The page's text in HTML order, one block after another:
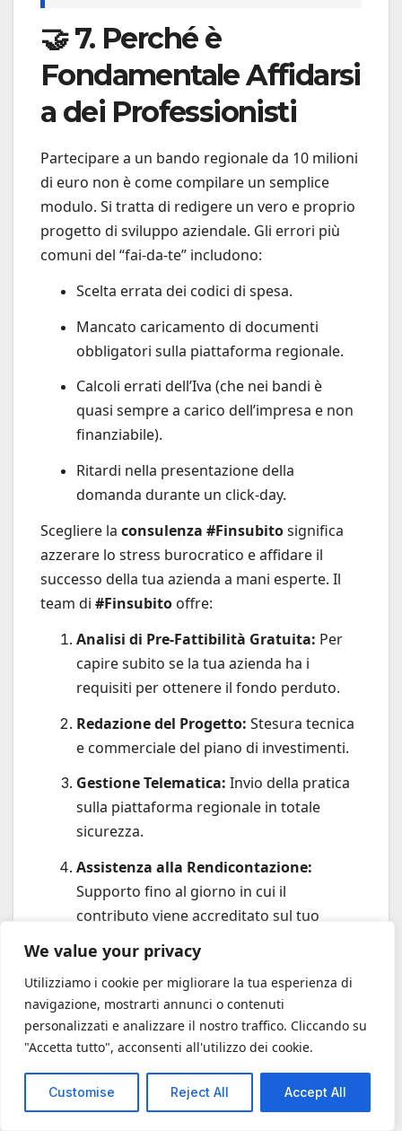
We value your privacy
Utilizziamo i cookie per migliorare la tua esperienza di
navigazione, mostrarti annunci o contenuti
personalizzati e analizzare il nostro traffico. Cliccando su
"Accetta tutto", acconsenti all'utilizzo dei cookie.
Customise Reject All Accept All
🤝 7. Perché è
Fondamentale Affidarsi
a dei Professionisti
Partecipare a un bando regionale da 10 milioni
di euro non è come compilare un semplice
modulo. Si tratta di redigere un vero e proprio
progetto di sviluppo aziendale. Gli errori più
comuni del “fai-da-te” includono:
Scelta errata dei codici di spesa.
Mancato caricamento di documenti
obbligatori sulla piattaforma regionale.
Calcoli errati dell’Iva (che nei bandi è
quasi sempre a carico dell’impresa e non
finanziabile).
Ritardi nella presentazione della
domanda durante un click-day.
Scegliere la consulenza #Finsubitosignifica
azzerare lo stress burocratico e affidare il
successo della tua azienda a mani esperte. Il
team di #Finsubito offre:
Analisi di Pre-Fattibilità Gratuita: Per
capire subito se la tua azienda ha i
requisiti per ottenere il fondo perduto.
Redazione del Progetto: Stesura tecnica
e commerciale del piano di investimenti.
Gestione Telematica: Invio della pratica
sulla piattaforma regionale in totale
sicurezza.
Assistenza alla Rendicontazione:
Supporto fino al giorno in cui il
contributo viene accreditato sul tuo
conto corrente.
Non lasciare che i fondi destinati al tuo
territorio vadano alla concorrenza
semplicemente perché hanno presentato una
domanda migliore della tua.
❓ 8. FAQ – Domande